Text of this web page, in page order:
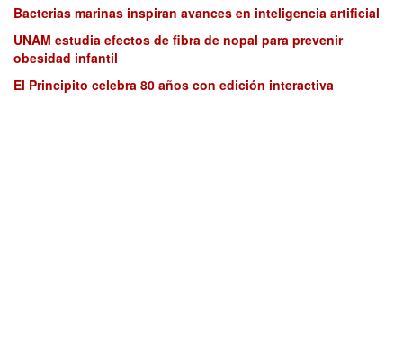
Bacterias marinas inspiran avances en inteligencia artificial
UNAM estudia efectos de fibra de nopal para prevenir
obesidad infantil
El Principito celebra 80 años con edición interactiva